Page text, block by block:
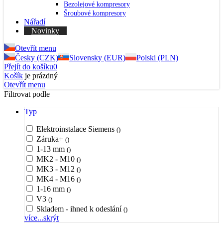
Bezolejové kompresory
Šroubové kompresory
Nářadí
Novinky
Otevřít menu
Česky (CZK)
Slovensky (EUR)
Polski (PLN)
Přejít do košíku0
Košík je prázdný
Otevřít menu
Filtrovat podle
Typ
Elektroinstalace Siemens ()
Záruka+ ()
1-13 mm ()
MK2 - M10 ()
MK3 - M12 ()
MK4 - M16 ()
1-16 mm ()
V3 ()
Skladem - ihned k odeslání ()
více...skrýt